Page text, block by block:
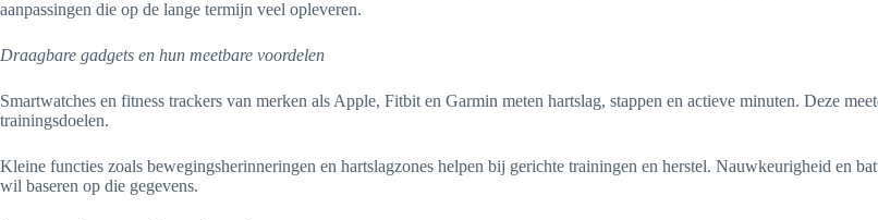
aanpassingen die op de lange termijn veel opleveren.
Draagbare gadgets en hun meetbare voordelen
Smartwatches en fitness trackers van merken als Apple, Fitbit en Garmin meten hartslag, stappen en actieve minuten. Deze
trainingsdoelen.
Kleine functies zoals bewegingsherinneringen en hartslagzones helpen bij gerichte trainingen en herstel. Nauwkeurigheid en
wil baseren op die gegevens.